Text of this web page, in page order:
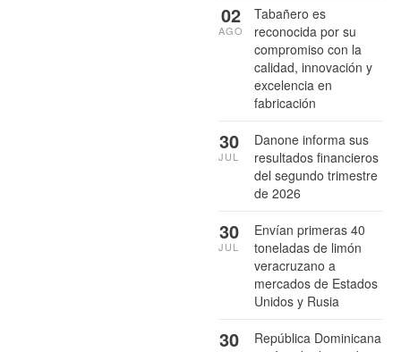
Tabañero es
reconocida por su
compromiso con la
calidad, innovación y
excelencia en
fabricación
02
AGO
Danone informa sus
resultados financieros
del segundo trimestre
de 2026
30
JUL
Envían primeras 40
toneladas de limón
veracruzano a
mercados de Estados
Unidos y Rusia
30
JUL
República Dominicana
30